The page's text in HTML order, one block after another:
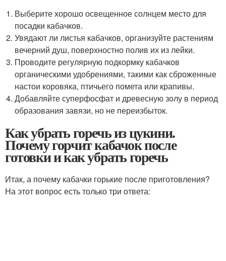
Выберите хорошо освещенное солнцем место для
посадки кабачков.
Увядают ли листья кабачков, организуйте растениям
вечерний душ, поверхностно полив их из лейки.
Проводите регулярную подкормку кабачков
органическими удобрениями, такими как сброженные
настои коровяка, птичьего помета или крапивы.
Добавляйте суперфосфат и древесную золу в период
образования завязи, но не переизбыток.
Как убрать горечь из цукини.
Почему горчит кабачок после
готовки и как убрать горечь
Итак, а почему кабачки горькие после приготовления?
На этот вопрос есть только три ответа: